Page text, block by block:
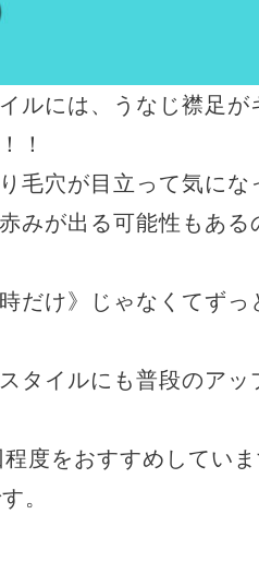
ルには、うなじ襟足
！
毛穴が目立って気に
みが出る可能性もあ
だけ》じゃなくてずっ
タイルにも普段のアッ
度をおすすめしてい
。